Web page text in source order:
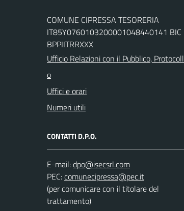
COMUNE CIPRESSA TESORERIA
IT85Y0760103200001048440141 BIC
BPPIITRRXXX
Ufficio Relazioni con il Pubblico, Protocoll
o
Uffici e orari
Numeri utili
CONTATTI D.P.O.
E-mail:
PEC:
(per comunicare con il titolare del
trattamento)